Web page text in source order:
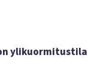
ylikuormitustila